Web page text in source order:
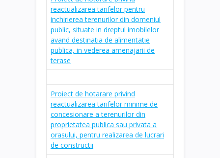
reactualizarea tarifelor pentru
inchirierea terenurilor din domeniul
public, situate in dreptul imobilelor
avand destinatia de alimentatie
publica, in vederea amenajarii de
terase
Proiect de hotarare privind
reactualizarea tarifelor minime de
concesionare a terenurilor din
proprietatea publica sau privata a
orasului, pentru realizarea de lucrari
de constructii